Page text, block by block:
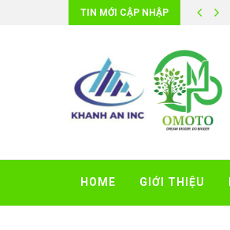
TIN MỚI CẬP NHẬP
HOME GIỚI THIỆU